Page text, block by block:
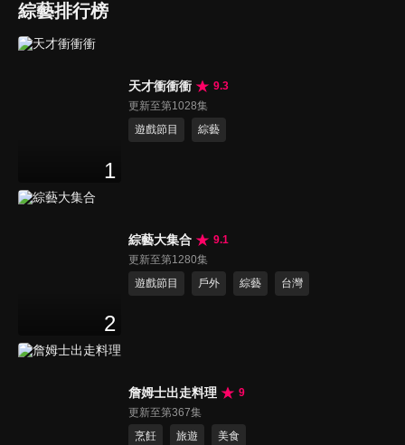
綜藝排行榜
1
天才衝衝衝
9.3
更新至第1028集
遊戲節目
綜藝
2
綜藝大集合
9.1
更新至第1280集
遊戲節目
戶外 綜藝 台灣
詹姆士出走料理
9
更新至第367集
烹飪
旅遊 美食